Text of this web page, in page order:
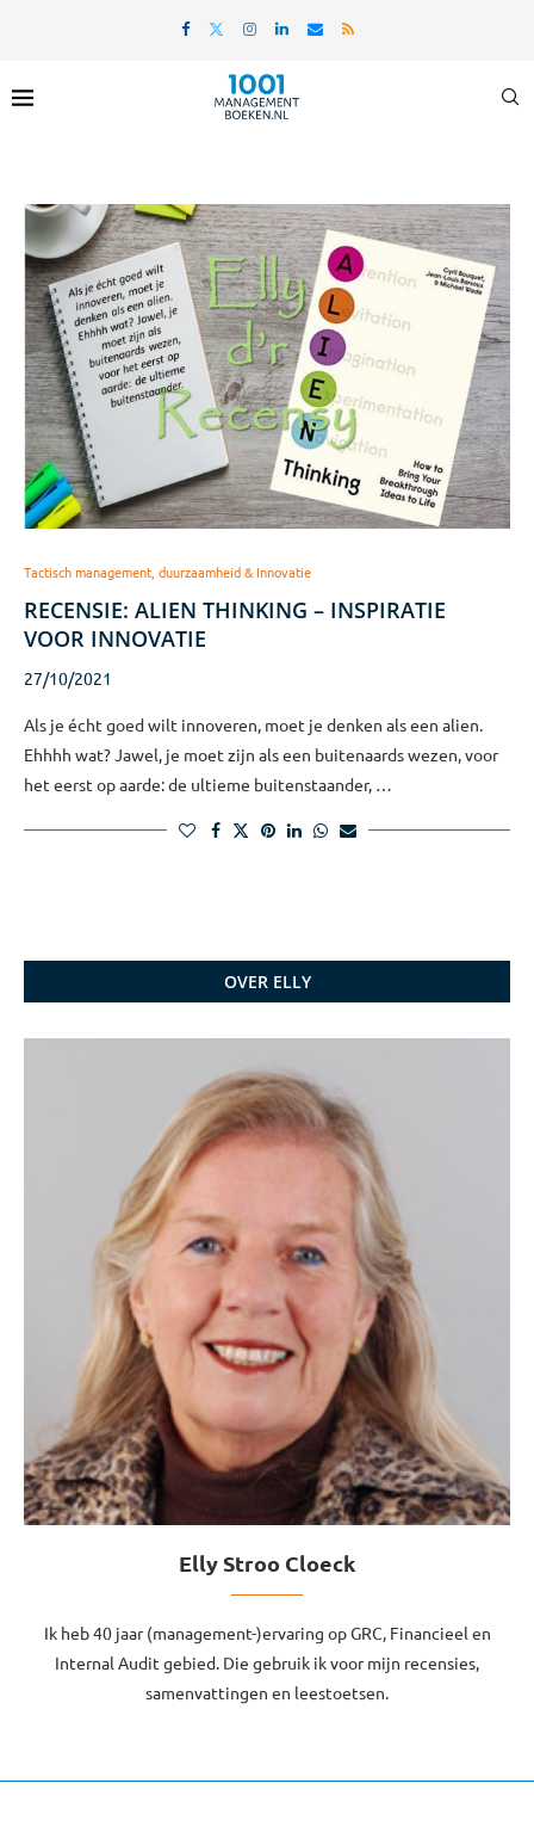
Tactisch management, duurzaamheid & Innovatie
RECENSIE: ALIEN THINKING – INSPIRATIE
VOOR INNOVATIE
27/10/2021
Als je écht goed wilt innoveren, moet je denken als een alien.
Ehhhh wat? Jawel, je moet zijn als een buitenaards wezen, voor
het eerst op aarde: de ultieme buitenstaander, …
OVER ELLY
Elly Stroo Cloeck
Ik heb 40 jaar (management-)ervaring op GRC, Financieel en
Internal Audit gebied. Die gebruik ik voor mijn recensies,
samenvattingen en leestoetsen.